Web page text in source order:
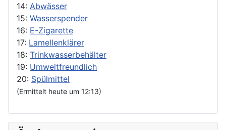
14: Abwässer
15: Wasserspender
16: E-Zigarette
17: Lamellenklärer
18: Trinkwasserbehälter
19: Umweltfreundlich
20: Spülmittel
(Ermittelt heute um 12:13)